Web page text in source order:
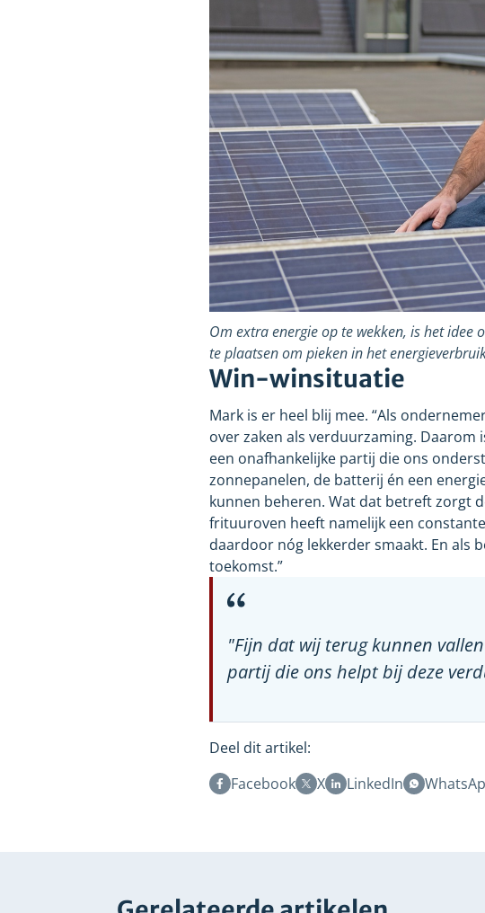
Om extra energie op te wekken, is het
te plaatsen om pieken in het
Win-winsituatie
Mark is er heel blij mee. “Als
over zaken als verduurzaming.
een onafhankelijke partij die ons
zonnepanelen, de batterij én een
kunnen beheren. Wat dat betreft zorgt
frituuroven heeft namelijk een
daardoor nóg lekkerder smaakt. En als
toekomst.”
"Fijn dat wij terug kunnen
partij die ons helpt bij deze
Deel dit artikel:
Facebook
X LinkedIn